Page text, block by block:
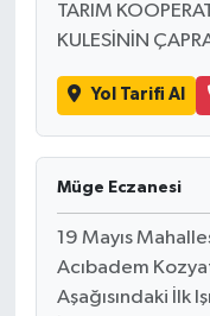
TARIM
KULESİNİN
Yol Tarifi Al
Müge Eczanesi
19 Mayıs
Acıbadem
Aşağısındaki İlk